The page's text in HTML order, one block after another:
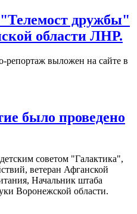
"Телемост дружбы"
области ЛНР.
репортаж выложен на сайте в
было проведено
советом "Галактика",
ветеран Афганской
Начальник штаба
Воронежской области.